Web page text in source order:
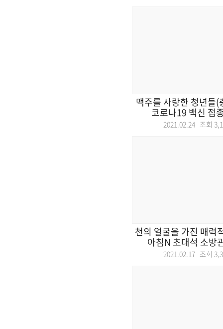
맥주를 사랑한 청년들
코로나19 백신 접
2021.02.24 조회
천의 얼굴을 가진 매력
아침N 초대석 소방
2021.02.17 조회